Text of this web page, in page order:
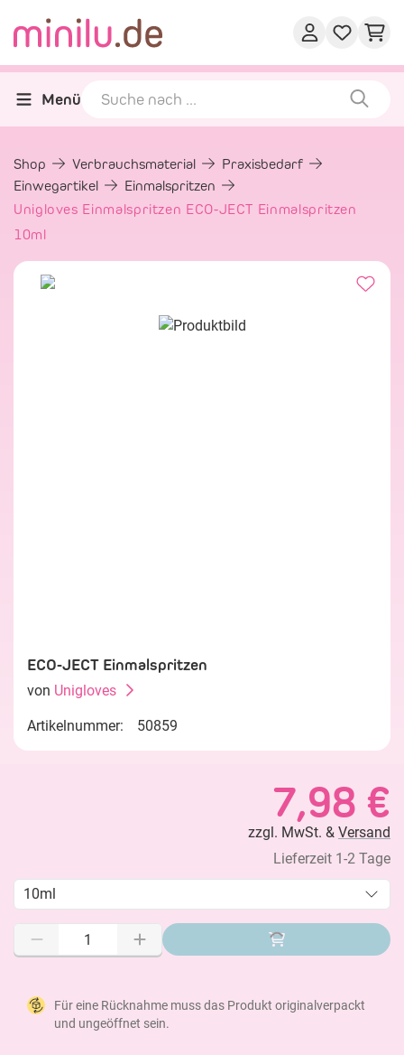
Menü
Shop Verbrauchsmaterial
Praxisbedarf
Einwegartikel
Einmalspritzen
Unigloves Einmalspritzen ECO-JECT Einmalspritzen
10ml
ECO-JECT Einmalspritzen
von Unigloves
Artikelnummer: 50859
7,98 €
zzgl. MwSt. & Versand
Lieferzeit 1-2 Tage
10ml
Für eine Rücknahme muss das Produkt originalverpackt
und ungeöffnet sein.